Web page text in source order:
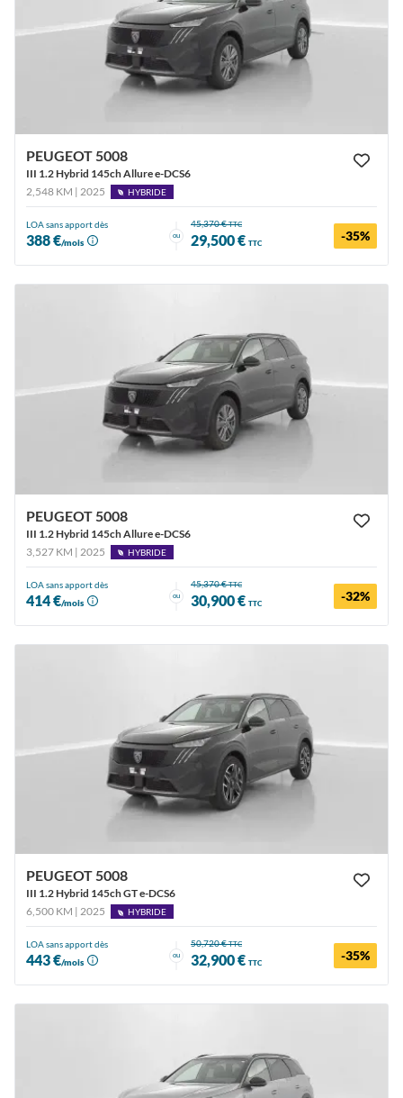
PEUGEOT 5008
III 1.2 Hybrid 145ch Allure e-DCS6
2,548 KM | 2025
HYBRIDE
LOA sans apport dès
388 €/mois
ou
45,370 €TTC
29,500 € TTC -35%
PEUGEOT 5008
III 1.2 Hybrid 145ch Allure e-DCS6
3,527 KM | 2025
HYBRIDE
LOA sans apport dès
414 €/mois
ou
45,370 €TTC
30,900 € TTC -32%
PEUGEOT 5008
III 1.2 Hybrid 145ch GT e-DCS6
6,500 KM | 2025
HYBRIDE
LOA sans apport dès
443 €/mois
ou
50,720 €TTC
32,900 € TTC -35%